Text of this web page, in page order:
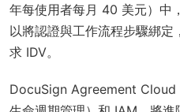
年每使用者每月 40 美元）中
以將認證與工作流程步驟綁
求 IDV。
DocuSign Agreement Cloud